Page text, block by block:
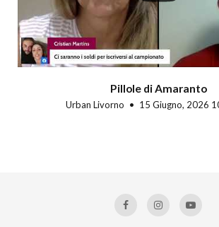
Pillole di Amaranto
Urban Livorno 15 Giugno, 2026